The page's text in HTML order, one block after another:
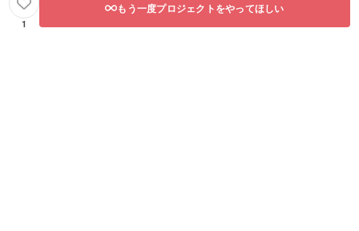
1
もう一度プロジェクトをやってほしい